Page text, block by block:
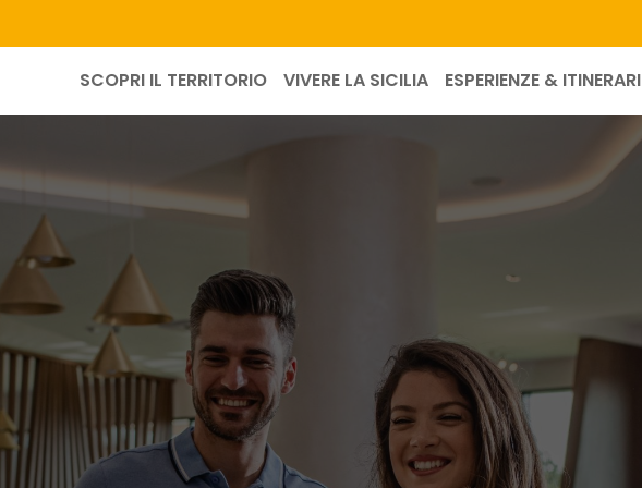
SCOPRI IL TERRITORIO VIVERE LA SICILIA ESPERIENZE & ITINERARI